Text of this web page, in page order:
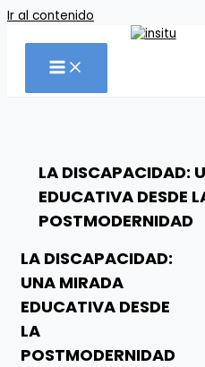
Ir al contenido
LA DISCAPACIDAD:
EDUCATIVA DESDE
POSTMODERNIDAD
LA DISCAPACIDAD:
UNA MIRADA
EDUCATIVA DESDE
LA
POSTMODERNIDAD